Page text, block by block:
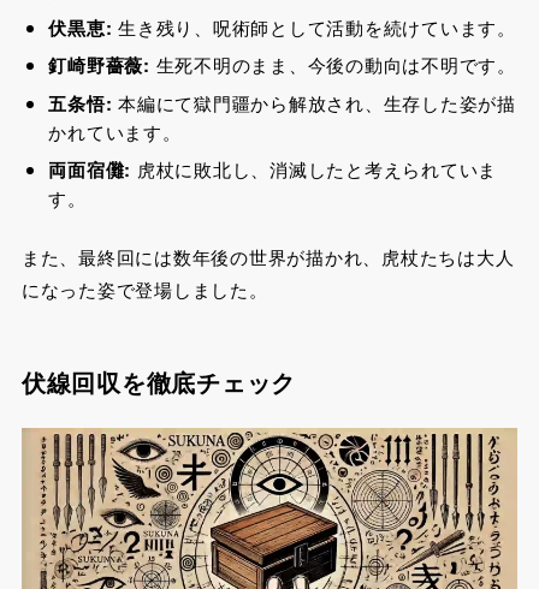
伏黒恵: 生き残り、呪術師として活動を続けています。
釘崎野薔薇: 生死不明のまま、今後の動向は不明です。
五条悟: 本編にて獄門疆から解放され、生存した姿が描
かれています。
両面宿儺: 虎杖に敗北し、消滅したと考えられていま
す。
また、最終回には数年後の世界が描かれ、虎杖たちは大人
になった姿で登場しました。
伏線回収を徹底チェック